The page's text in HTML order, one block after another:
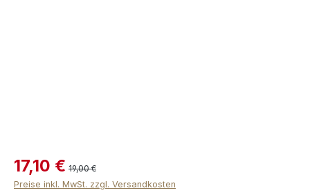
17,10 € 19,00 €
Preise inkl. MwSt. zzgl. Versandkosten